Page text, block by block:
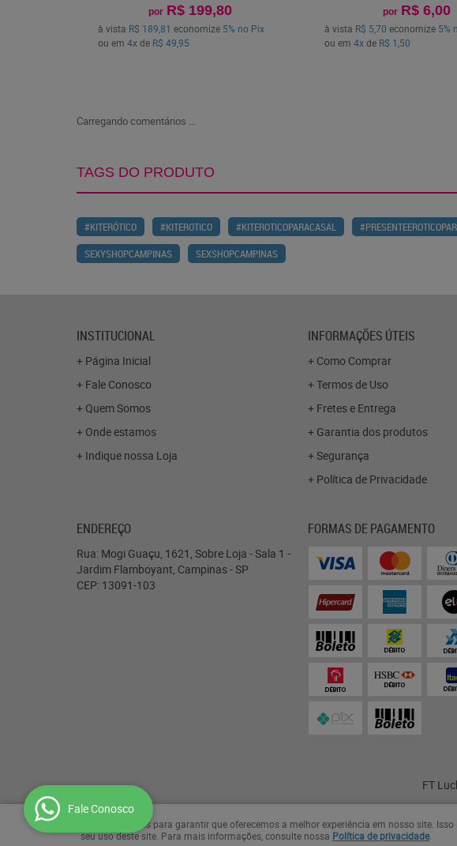
por R$ 199,80
à vista R$ 189,81 economize 5% no Pix
ou em 4xde R$ 49,95
por R$ 6,00
à vista R$ 5,70 economize 5%
ou em 4xde R$ 1,50
Carregando comentários ...
TAGS DO PRODUTO
#KITERÓTICO #KITEROTICO #KITEROTICOPARACASAL
SEXYSHOPCAMPINAS
SEXSHOPCAMPINAS
INSTITUCIONAL
Página Inicial
Fale Conosco
Quem Somos
Onde estamos
Indique nossa Loja
INFORMAÇÕES ÚTEIS
Como Comprar
Termos de Uso
Fretes e Entrega
Garantia dos produtos
Segurança
Política de Privacidade
ENDEREÇO
Rua: Mogi Guaçu, 1621, Sobre Loja - Sala 1 -
Jardim Flamboyant, Campinas-SP
CEP: 13091-103
FORMAS DE PAGAMENTO
FT
LOJA
Usamos cookies para garantir que oferecemos a melhor experiência em nosso site.
seu uso deste site. Para mais informações, consulte nossa Política de privacidade.
Fale Conosco